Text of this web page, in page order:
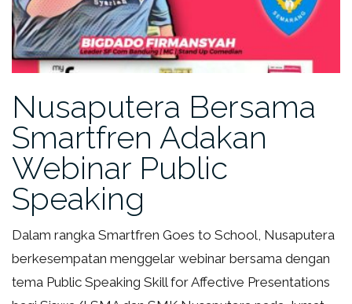
Nusaputera Bersama
Smartfren Adakan
Webinar Public
Speaking
Dalam rangka Smartfren Goes to School, Nusaputera
berkesempatan menggelar webinar bersama dengan
tema Public Speaking Skill for Affective Presentations